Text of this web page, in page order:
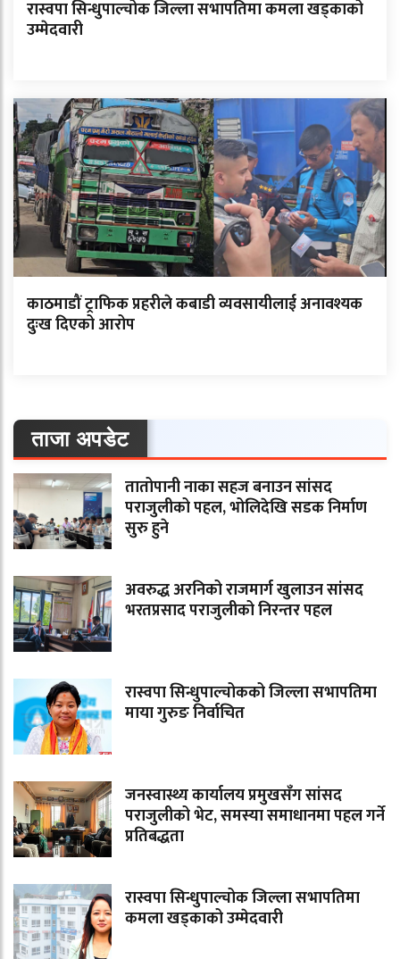
रास्वपा सिन्धुपाल्चोक जिल्ला सभापतिमा कमला खड्काको
उम्मेदवारी
काठमाडौं ट्राफिक प्रहरीले कबाडी व्यवसायीलाई अनावश्यक
दुःख दिएको आरोप
ताजा अपडेट
तातोपानी नाका सहज बनाउन सांसद
पराजुलीको पहल, भोलिदेखि सडक निर्माण
सुरु हुने
अवरुद्ध अरनिको राजमार्ग खुलाउन सांसद
भरतप्रसाद पराजुलीको निरन्तर पहल
रास्वपा सिन्धुपाल्चोकको जिल्ला सभापतिमा
माया गुरुङ निर्वाचित
जनस्वास्थ्य कार्यालय प्रमुखसँग सांसद
पराजुलीको भेट, समस्या समाधानमा पहल गर्ने
प्रतिबद्धता
रास्वपा सिन्धुपाल्चोक जिल्ला सभापतिमा
कमला खड्काको उम्मेदवारी